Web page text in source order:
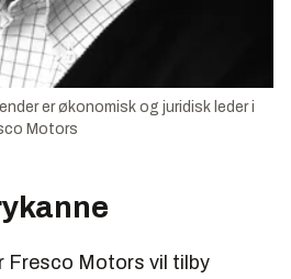
er økonomisk og juridisk leder i
Motors
Fresco Motors vil tilby